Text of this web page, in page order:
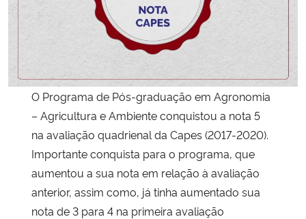
Controladoria-Geral da União
Ministério da Mulher, da Família e dos Direitos Humanos
Secretaria-Geral
Secretaria de Governo
Gabinete de Segurança Institucional
Advocacia-Geral da União
O Programa de Pós-graduação em Agronomia
– Agricultura e Ambiente conquistou a nota 5
na avaliação quadrienal da Capes (2017-2020).
Importante conquista para o programa, que
aumentou a sua nota em relação à avaliação
anterior, assim como, já tinha aumentado sua
nota de 3 para 4 na primeira avaliação